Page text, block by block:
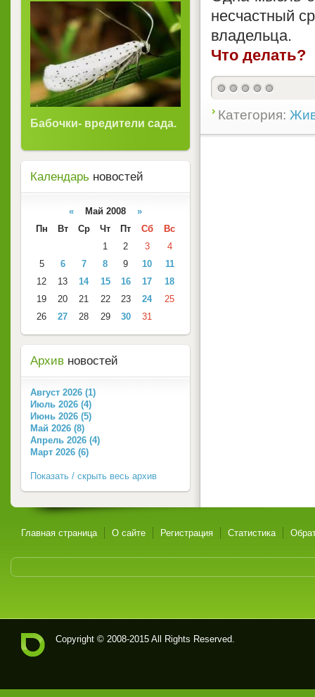
несчастный
владельца.
Что делать?
Категория:
Бабочки- вредители сада.
Календарь новостей
« Май 2008 »
Пн
Вт Ср Чт Пт Сб
Вс
1
2 3
4
5
6 7 8 9 10
11
12
13 14 15 16 17
18
19
20 21 22 23 24
25
26
27 28 29 30 31
Архив новостей
Август 2026 (1)
Июль 2026 (4)
Июнь 2026 (5)
Май 2026 (8)
Апрель 2026 (4)
Март 2026 (6)
Показать / скрыть весь архив
Главная страница О сайте Регистрация Статистика
Copyright © 2008-2015 All Rights Reserved.